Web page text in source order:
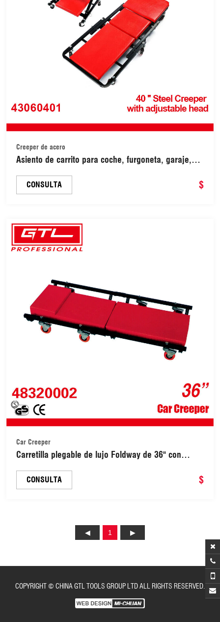
Creeper de acero
Asiento de carrito para coche, furgoneta, garaje,
(43060401)
CONSULTA $
Car Creeper
Carretilla plegable de lujo Foldway de 36" con
CONSULTA $
1
COPYRIGHT © CHINA GTL TOOLS GROUP LTD ALL RIGHTS RESERVED.